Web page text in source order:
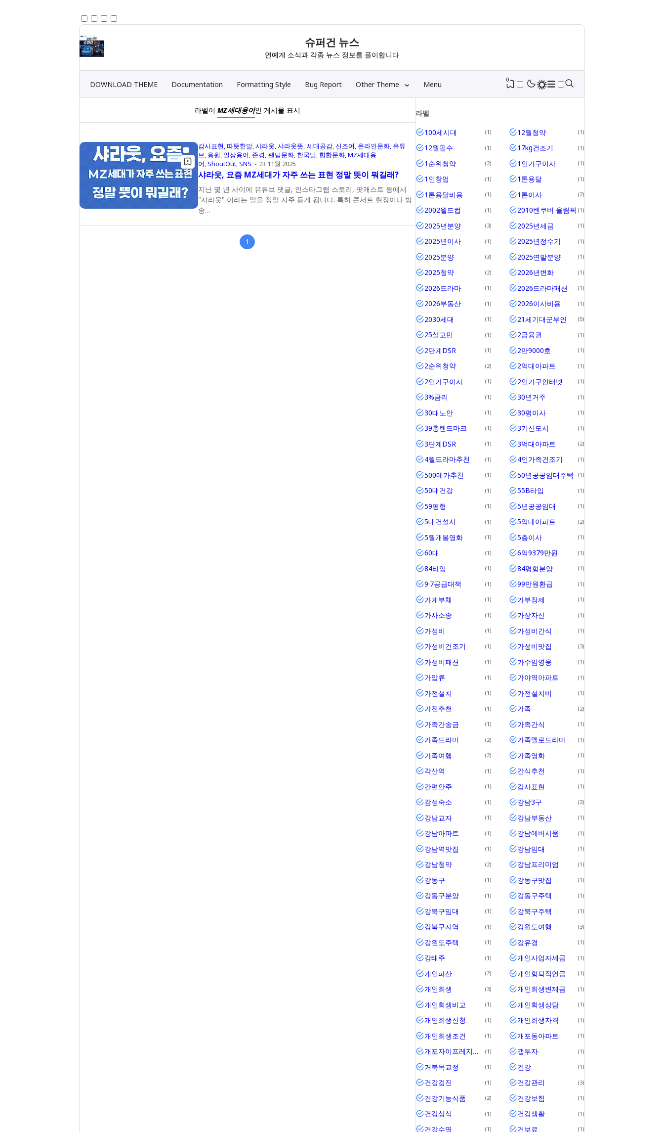
슈퍼건 뉴스
연예계 소식과 각종 뉴스 정보를 풀이합니다
DOWNLOAD THEME Documentation Formatting Style Bug Report Other Theme Menu 0
라벨이 MZ세대용어인 게시물 표시
감사표현 따뜻한말 샤라웃 샤라웃뜻 세대공감 신조어 온라인문화 유튜
브 응원 일상용어 존경 팬덤문화 한국말 힙합문화 MZ세대용
어 ShoutOut SNS 23 11월 2025
샤라웃, 요즘 MZ세대가 자주 쓰는 표현 정말 뜻이 뭐길래?
지난 몇 년 사이에 유튜브 댓글, 인스타그램 스토리, 팟캐스트 등에서
"샤라웃" 이라는 말을 정말 자주 듣게 됩니다. 특히 콘서트 현장이나 방
송…
1
라벨
100세시대 1 12월청약 1
12월필수 1 17kg건조기 1
1순위청약 2 1인가구이사 1
1인창업 1 1톤용달 1
1톤용달비용 1 1톤이사 2
2002월드컵 1 2010밴쿠버 올림픽 1
2025년분양 3 2025년세금 1
2025년이사 1 2025년정수기 1
2025분양 3 2025연말분양 1
2025청약 2 2026년변화 1
2026드라마 1 2026드라마패션 1
2026부동산 1 2026이사비용 1
2030세대 1 21세기대군부인 5
25살고민 1 2금융권 1
2단계DSR 1 2만9000호 1
2순위청약 2 2억대아파트 1
2인가구이사 1 2인가구인터넷 1
3%금리 1 30년거주 1
30대노안 1 30평이사 1
39층랜드마크 1 3기신도시 1
3단계DSR 1 3억대아파트 2
4월드라마추천 1 4인가족건조기 1
500메가추천 1 50년공공임대주택 1
50대건강 1 55B타입 1
59평형 1 5년공공임대 1
5대건설사 1 5억대아파트 2
5월개봉영화 1 5층이사 1
60대 1 6억9379만원 1
84타입 1 84평형분양 1
9·7공급대책 1 99만원환급 1
가계부채 1 가부장제 1
가사소송 1 가상자산 1
가성비 1 가성비간식 1
가성비건조기 1 가성비맛집 3
가성비패션 1 가수임영웅 1
가압류 1 가야역아파트 1
가전설치 1 가전설치비 1
가전추천 1 가족 2
가족간송금 1 가족간식 1
가족드라마 2 가족멜로드라마 1
가족여행 2 가족영화 1
각산역 1 간식추천 1
간편안주 1 감사표현 1
감성숙소 1 강남3구 2
강남교자 1 강남부동산 1
강남아파트 1 강남에버시움 1
강남역맛집 1 강남임대 1
강남청약 2 강남프리미엄 1
강동구 1 강동구맛집 1
강동구분양 1 강동구주택 1
강북구임대 1 강북구주택 1
강북구지역 1 강원도여행 3
강원도주택 1 강유경 1
강태주 1 개인사업자세금 1
개인파산 2 개인형퇴직연금 1
개인회생 3 개인회생변제금 1
개인회생비교 1 개인회생상담 1
개인회생신청 1 개인회생자격 1
개인회생조건 1 개포동아파트 1
개포자이프레지던스 1 갭투자 1
거북목교정 1 건강 1
건강검진 1 건강관리 3
건강기능식품 2 건강보험 1
건강상식 1 건강생활 1
건강수명 1 건보료 1